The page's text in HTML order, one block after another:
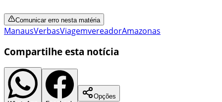
Comunicar erro nesta matéria
ManausVerbasViagemvereadorAmazonas
Compartilhe esta notícia
Opções